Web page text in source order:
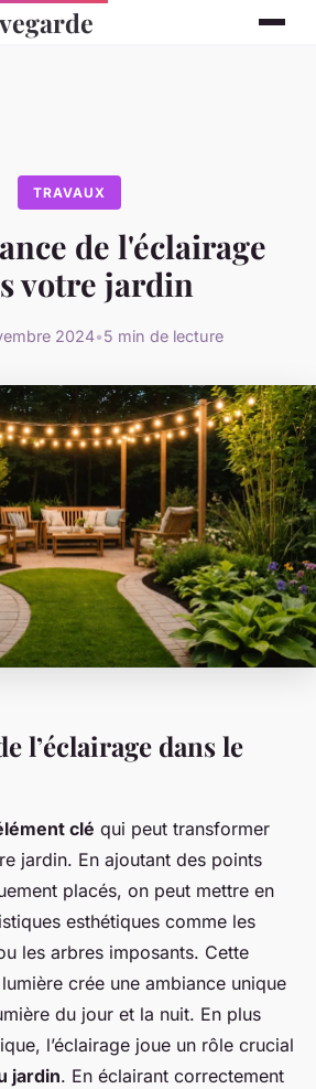
TRAVAUX
de l'éclairage
votre jardin
2024•5 min de lecture
l’éclairage dans le
clé qui peut transformer
jardin. En ajoutant des points
placés, on peut mettre en
esthétiques comme les
les arbres imposants. Cette
crée une ambiance unique
du jour et la nuit. En plus
l’éclairage joue un rôle crucial
jardin. En éclairant correctement